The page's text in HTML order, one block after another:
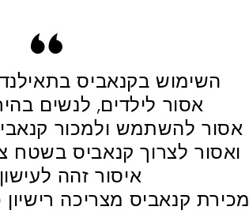
השימוש בקנאביס בתאילנד
אסור לילדים, לנשים
אסור להשתמש ולמכור
ואסור לצרוך קנאביס בשטח
איסור זהה
מכירת קנאביס מצריכה